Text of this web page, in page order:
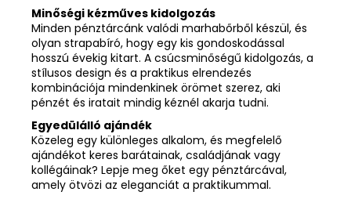
Minőségi kézműves kidolgozás
Minden pénztárcánk valódi marhabőrből készül, és
olyan strapabíró, hogy egy kis gondoskodással
hosszú évekig kitart. A csúcsminőségű kidolgozás, a
stílusos design és a praktikus elrendezés
kombinációja mindenkinek örömet szerez, aki
pénzét és iratait mindig kéznél akarja tudni.
Egyedülálló ajándék
Közeleg egy különleges alkalom, és megfelelő
ajándékot keres barátainak, családjának vagy
kollégáinak? Lepje meg őket egy pénztárcával,
amely ötvözi az eleganciát a praktikummal.